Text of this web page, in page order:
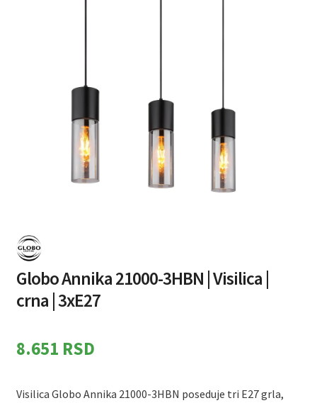
Globo Annika 21000-3HBN | Visilica |
crna | 3xE27
8.651 RSD
Visilica Globo Annika 21000-3HBN poseduje tri E27 grla,